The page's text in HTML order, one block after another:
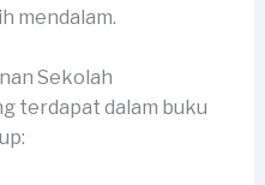
mendalam.
Sekolah
terdapat dalam buku